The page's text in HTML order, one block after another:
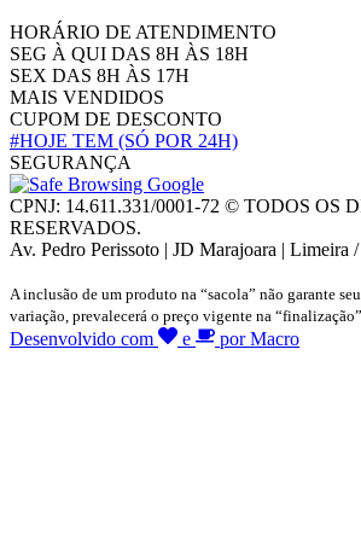
HORÁRIO DE ATENDIMENTO
SEG À QUI DAS 8H ÀS 18H
SEX DAS 8H ÀS 17H
MAIS VENDIDOS
CUPOM DE DESCONTO
#HOJE TEM (SÓ POR 24H)
SEGURANÇA
CPNJ: 14.611.331/0001-72 © TODOS OS
RESERVADOS.
Av. Pedro Perissoto | JD Marajoara | Limeira
A inclusão de um produto na “sacola” não garante
variação, prevalecerá o preço vigente na “finalização”
Desenvolvido com e por Macro